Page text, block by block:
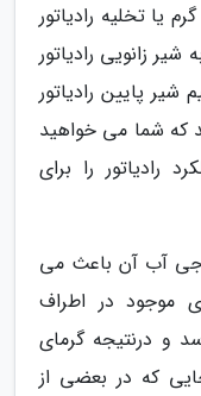
یا تخلیه رادیاتور
زانویی رادیاتور
پایین رادیاتور
که شما می خواهید
رادیاتور را برای
آب آن باعث می
موجود در اطراف
و درنتیجه گرمای
که در بعضی از